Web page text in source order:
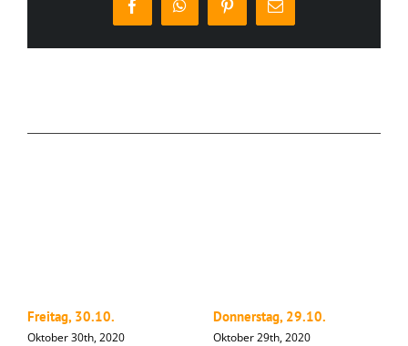
FacebookWhatsAppPinterest
E-
Mail
Freitag, 30.10.
Oktober 30th, 2020
Donnerstag, 29.10.
Oktober 29th, 2020